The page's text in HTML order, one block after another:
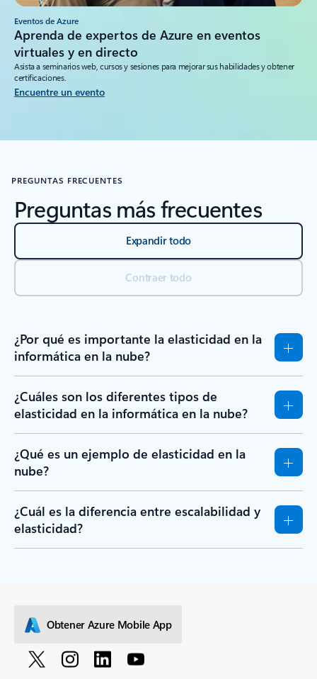
Eventos de Azure
Aprenda de expertos de Azure en eventos
virtuales y en directo
Asista a seminarios web, cursos y sesiones para mejorar sus habilidades y obtener
certificaciones.
Encuentre un evento
PREGUNTAS FRECUENTES
Preguntas más frecuentes
Expandir todo
Contraer todo
¿Por qué es importante la elasticidad en la
informática en la nube?
¿Cuáles son los diferentes tipos de
elasticidad en la informática en la nube?
¿Qué es un ejemplo de elasticidad en la
nube?
¿Cuál es la diferencia entre escalabilidad y
elasticidad?
Obtener Azure Mobile App